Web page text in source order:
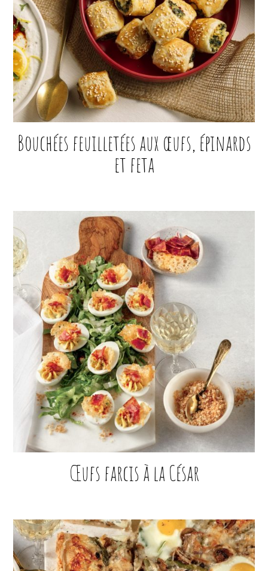
Bouchées feuilletées aux œufs, épinards
et feta
Œufs farcis à la César